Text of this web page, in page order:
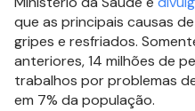
que as principais causas
gripes e resfriados.
anteriores, 14 milhões de
trabalhos por problemas
em 7% da população.